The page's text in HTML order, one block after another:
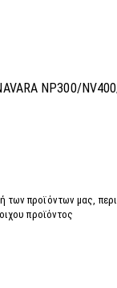
NP300/
προϊόντων μας,
προϊόντος